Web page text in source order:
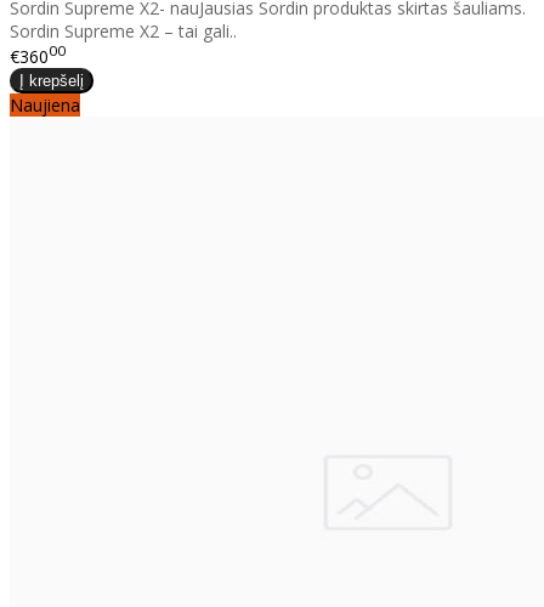
Sordin Supreme X2- nauJausias Sordin produktas skirtas šauliams.
Sordin Supreme X2 – tai gali..
€36000
Naujiena